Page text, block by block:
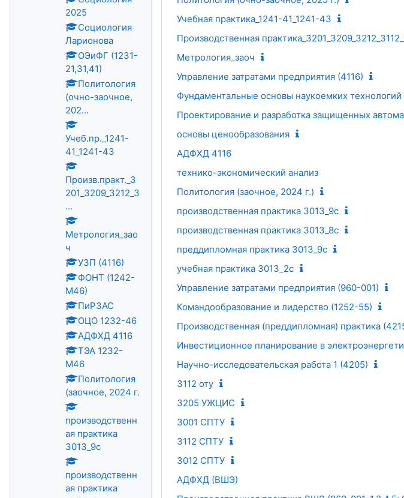
Учебная практика_1241-41_1241-43
Производственная
Метрология_заоч
Управление затратами предприятия (4116)
Фундаментальные основы наукоемких
Проектирование и разработка защищенных
основы ценообразования
АДФХД 4116
технико-экономический анализ
Политология (заочное, 2024 г.)
производственная практика 3013_9с
производственная практика 3013_8с
преддипломная практика 3013_9с
учебная практика 3013_2с
Управление затратами предприятия (960-001)
Командообразование и лидерство (1252-55)
Производственная (преддипломная) практика
Инвестиционное планирование в
Научно-исследовательская работа 1 (4205)
3112 оту
3205 УЖЦИС
3001 СПТУ
3112 СПТУ
3012 СПТУ
АДФХД (ВШЭ)
2025
Социология
Ларионова
ОЭиФГ (1231-
21,31,41)
Политология
(очно-заочное,
202...
Учеб.пр._1241-
41_1241-43
Произв.практ._3
201_3209_3212_3
...
Метрология_зао
ч
УЗП (4116)
ФОНТ (1242-
М46)
ПиРЗАС
ОЦО 1232-46
АДФХД 4116
ТЭА 1232-
М46
Политология
(заочное, 2024 г.
производственн
ая практика
3013_9с
производственн
ая практика